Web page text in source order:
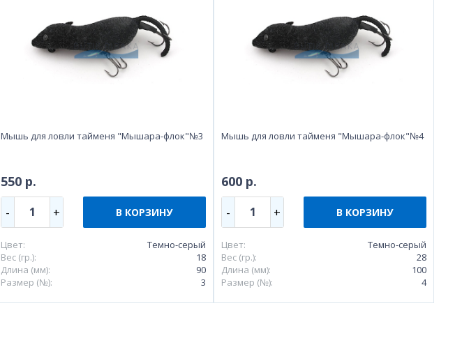
Мышь для ловли тайменя "Мышара-флок"№3
550 р.
- 1 + В КОРЗИНУ
Цвет:
Темно-серый
Вес (гр.):
18
Длина (мм):
90
Размер (№):
3
Мышь для ловли тайменя "Мышара-флок"№4
600 р.
- 1 + В КОРЗИНУ
Цвет:
Темно-серый
Вес (гр.):
28
Длина (мм):
100
Размер (№):
4